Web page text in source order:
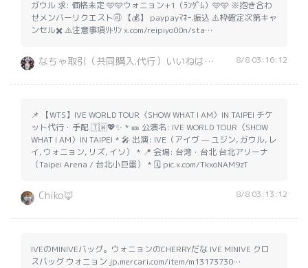
ガウル 求: 価格未定 🩵🩵ウォニョン+1（ﾗﾝﾀﾞﾑ）🩵🩵 ※抱き合わ
せメンバーリクエスト🉑 【💰】 paypayﾏﾈｰ.振込 ⚠️枠確定次第キャ
ンセル✖️ ⚠️注意事項ﾘﾄﾘﾝ x.com/reipiyo00n/sta…
なちゃ取引（共同購入.代行）いいねは確認済です 8/8 03:16:12
📌 【WTS】IVE WORLD TOUR〈SHOW WHAT I AM〉IN TAIPEI チケ
ット代行・手配 🇹🇼💖✨ * 🎫 公演名: IVE WORLD TOUR〈SHOW
WHAT I AM〉IN TAIPEI * 🎤 出演: IVE（アイヴ — ユジン, ガウル, レ
イ, ウォニョン, リズ, イソ） * 📍 会場: 台湾・台北 台北アリーナ
（Taipei Arena / 台北小巨蛋） * 🗓️ pic.x.com/TkxoNAM9zT
Chiko🦊 8/8 03:13:12
IVEのMINIVEバッグ。ウォニョンのCHERRYだな IVE MINIVE クロ
スバッグ ウォニョン jp.mercari.com/item/m13173730…